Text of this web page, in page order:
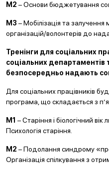
М2 – Основи бюджетування
М3 – Мобілізація та
організацій/волонтерів до
Тренінги для соціальних
соціальних департаментів
безпосередньо надають
Для соціальних працівників
програма, що складається з
М1 – Старіння і біологічний
Психологія старіння.
М 2 – Подолання синдрому
Організація спілкування з